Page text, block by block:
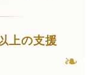
上の支援
❧